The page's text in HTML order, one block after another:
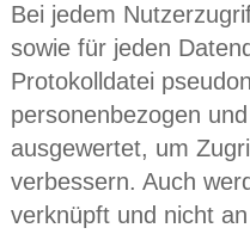
Bei jedem
sowie für jeden
Protokolldatei
personenbezogen
ausgewertet, um
verbessern. Auch
verknüpft und nicht